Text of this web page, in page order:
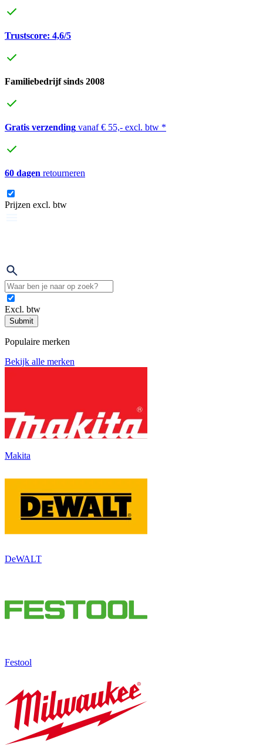
Trustscore: 4,6/5
Familiebedrijf sinds 2008
Gratis verzending vanaf € 55,- excl. btw *
60 dagen retourneren
Prijzen excl. btw
Excl. btw
Submit
Populaire merken
Bekijk alle merken
Makita
DeWALT
Festool